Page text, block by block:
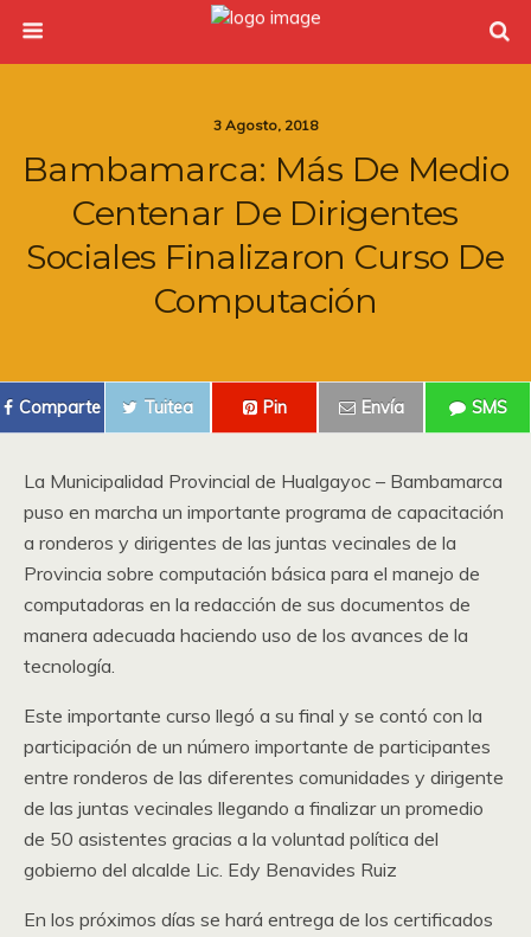
3 Agosto, 2018
Bambamarca: Más De Medio
Centenar De Dirigentes
Sociales Finalizaron Curso De
Computación
Comparte Tuitea Pin Envía SMS
La Municipalidad Provincial de Hualgayoc – Bambamarca
puso en marcha un importante programa de capacitación
a ronderos y dirigentes de las juntas vecinales de la
Provincia sobre computación básica para el manejo de
computadoras en la redacción de sus documentos de
manera adecuada haciendo uso de los avances de la
tecnología.
Este importante curso llegó a su final y se contó con la
participación de un número importante de participantes
entre ronderos de las diferentes comunidades y dirigente
de las juntas vecinales llegando a finalizar un promedio
de 50 asistentes gracias a la voluntad política del
gobierno del alcalde Lic. Edy Benavides Ruiz
En los próximos días se hará entrega de los certificados